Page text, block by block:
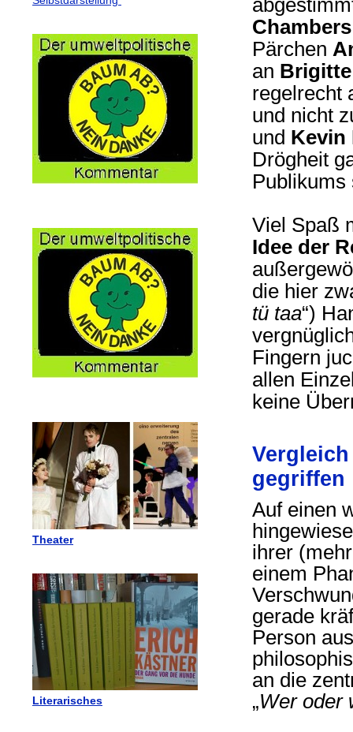
Theater
Literarisches
Chambers
Pärchen
an
regelrecht
und nicht
und Kevin
Drögheit
Publikums
Viel Spaß
Idee der
die hier
tü taa“)
Fingern
allen
keine
gegriffen
Auf einen
ihrer
einem
gerade
Person
an die
„Wer oder